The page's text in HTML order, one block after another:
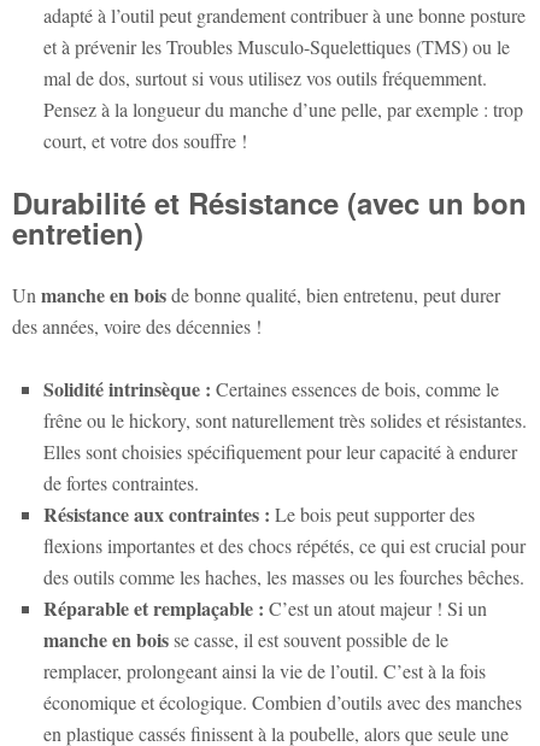
adapté à l’outil peut grandement contribuer à une bonne posture
et à prévenir les Troubles Musculo-Squelettiques (TMS) ou le
mal de dos, surtout si vous utilisez vos outils fréquemment.
Pensez à la longueur du manche d’une pelle, par exemple : trop
court, et votre dos souffre !
Durabilité et Résistance (avec un bon
entretien)
Un manche en boisde bonne qualité, bien entretenu, peut durer
des années, voire des décennies !
Solidité intrinsèque : Certaines essences de bois, comme le
frêne ou le hickory, sont naturellement très solides et résistantes.
Elles sont choisies spécifiquement pour leur capacité à endurer
de fortes contraintes.
Résistance aux contraintes : Le bois peut supporter des
flexions importantes et des chocs répétés, ce qui est crucial pour
des outils comme les haches, les masses ou les fourches bêches.
Réparable et remplaçable : C’est un atout majeur ! Si un
manche en boisse casse, il est souvent possible de le
remplacer, prolongeant ainsi la vie de l’outil. C’est à la fois
économique et écologique. Combien d’outils avec des manches
en plastique cassés finissent à la poubelle, alors que seule une